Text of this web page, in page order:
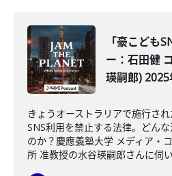
「豪こども
ー：石田健
瑛嗣郎)
きょうオーストラリアで施行さ
SNS利用を禁止する法律。どん
のか？慶應義塾大学 メディア・
所 准教授の水谷瑛嗣郎さんに伺